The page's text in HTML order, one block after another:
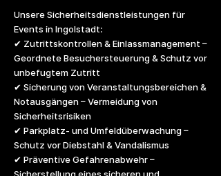
Unsere Sicherheitsdienstleistungen für
Events in Ingolstadt:
✔ Zutrittskontrollen & Einlassmanagement –
Geordnete Besuchersteuerung & Schutz vor
unbefugtem Zutritt
✔ Sicherung von Veranstaltungsbereichen &
Notausgängen – Vermeidung von
Sicherheitsrisiken
✔ Parkplatz- und Umfeldüberwachung –
Schutz vor Diebstahl & Vandalismus
✔ Präventive Gefahrenabwehr –